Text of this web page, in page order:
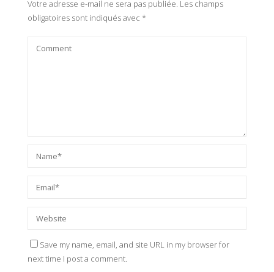
Votre adresse e-mail ne sera pas publiée. Les champs
obligatoires sont indiqués avec *
Save my name, email, and site URL in my browser for
next time I post a comment.